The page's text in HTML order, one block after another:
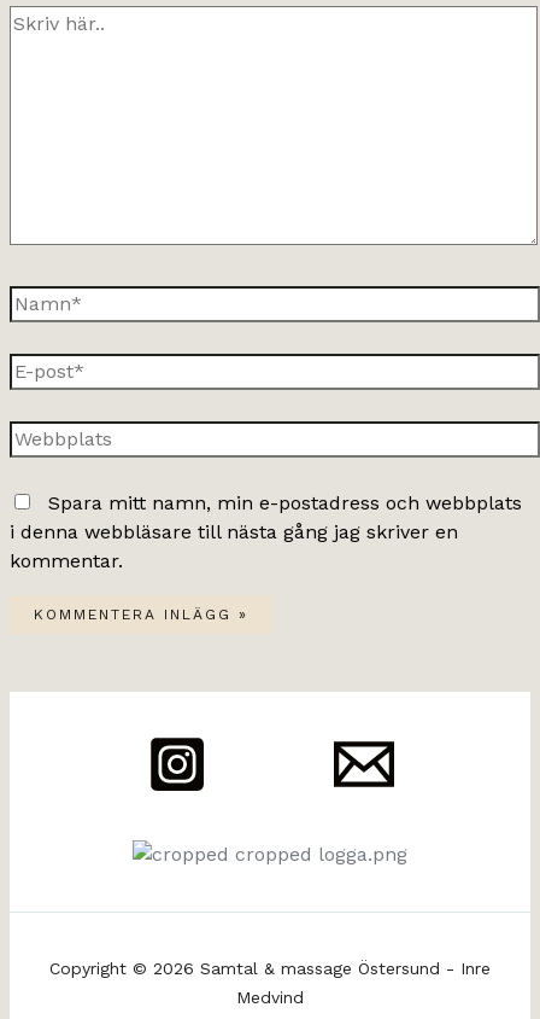
Skriv
Namn*
E-
post*
Webbplats
Spara mitt namn, min e-postadress och webbplats
i denna webbläsare till nästa gång jag skriver en
kommentar.
Copyright © 2026 Samtal & massage Östersund - Inre
Medvind